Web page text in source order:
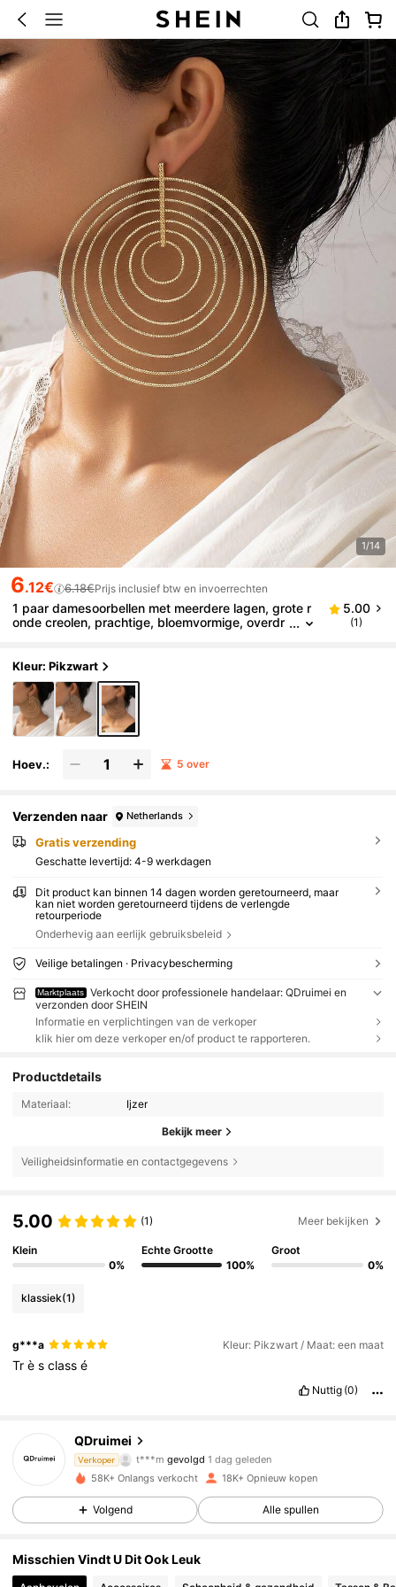
1/14
6.12€ 6.18€Prijs inclusief btw en invoerrechten
1 paar damesoorbellen met meerdere lagen, grote r
onde creolen, prachtige, bloemvormige, overdr
5.00
(1)
Kleur: Pikzwart
Hoev.: 5 over
Verzenden naar Netherlands
Gratis verzending
Geschatte levertijd: 4-9 werkdagen
Dit product kan binnen 14 dagen worden geretourneerd, maar
kan niet worden geretourneerd tijdens de verlengde
retourperiode
Onderhevig aan eerlijk gebruiksbeleid
Veilige betalingen · Privacybescherming
Marktplaats
Verkocht door professionele handelaar: QDruimei en
verzonden door SHEIN
Informatie en verplichtingen van de verkoper
klik hier om deze verkoper en/of product te rapporteren.
Productdetails
Materiaal: Ijzer
Bekijk meer
Veiligheidsinformatie en contactgegevens
5.00 (1) Meer bekijken
Klein
0%
Echte Grootte
100%
Groot
0%
klassiek(1)
g***a Kleur: Pikzwart / Maat: een maat
Trèsclassé
Nuttig (0)
QDruimei
Verkoper
t***m
4.88
2.4K Volgers
4.88 2.4K Volgers
58K+ Onlangs verkocht 18K+ Opnieuw kopen
Volgend Alle spullen
Misschien Vindt U Dit Ook Leuk